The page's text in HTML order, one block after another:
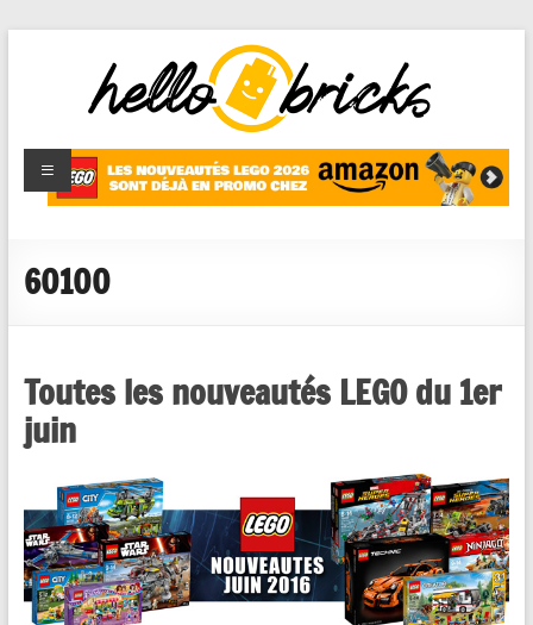
HelloBricks
Blog LEGO,
nouveaut�s
reviews
60100
Toutes les nouveautés LEGO du 1er
juin